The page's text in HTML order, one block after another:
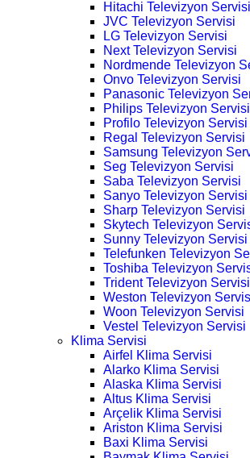
Hitachi Televizyon Servisi
JVC Televizyon Servisi
LG Televizyon Servisi
Next Televizyon Servisi
Nordmende Televizyon
Onvo Televizyon Servisi
Panasonic Televizyon
Philips Televizyon Servisi
Profilo Televizyon Servisi
Regal Televizyon Servisi
Samsung Televizyon
Seg Televizyon Servisi
Saba Televizyon Servisi
Sanyo Televizyon Servisi
Sharp Televizyon Servisi
Skytech Televizyon
Sunny Televizyon Servisi
Telefunken Televizyon
Toshiba Televizyon
Trident Televizyon Servisi
Weston Televizyon
Woon Televizyon Servisi
Vestel Televizyon Servisi
Klima Servisi
Airfel Klima Servisi
Alarko Klima Servisi
Alaska Klima Servisi
Altus Klima Servisi
Arçelik Klima Servisi
Ariston Klima Servisi
Baxi Klima Servisi